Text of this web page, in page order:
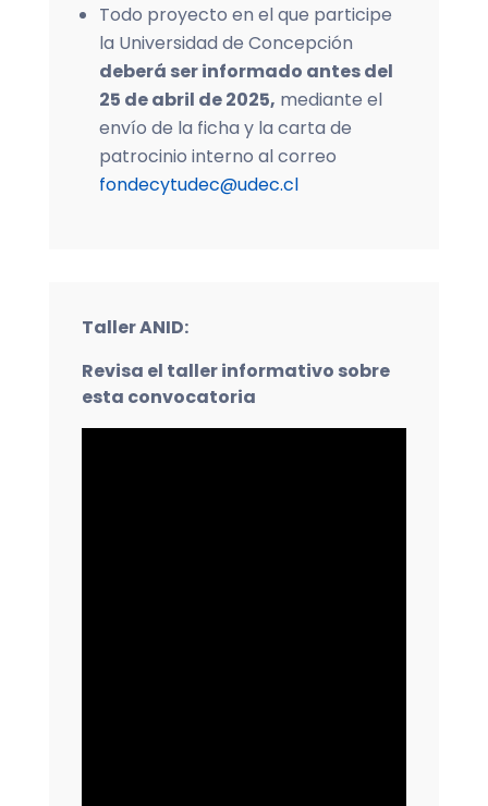
Todo proyecto en el que participe
la Universidad de Concepción
deberá ser informado antes del
25 de abril de 2025, mediante el
envío de la ficha y la carta de
patrocinio interno al correo
fondecytudec@udec.cl
Taller ANID:
Revisa el taller informativo sobre
esta convocatoria